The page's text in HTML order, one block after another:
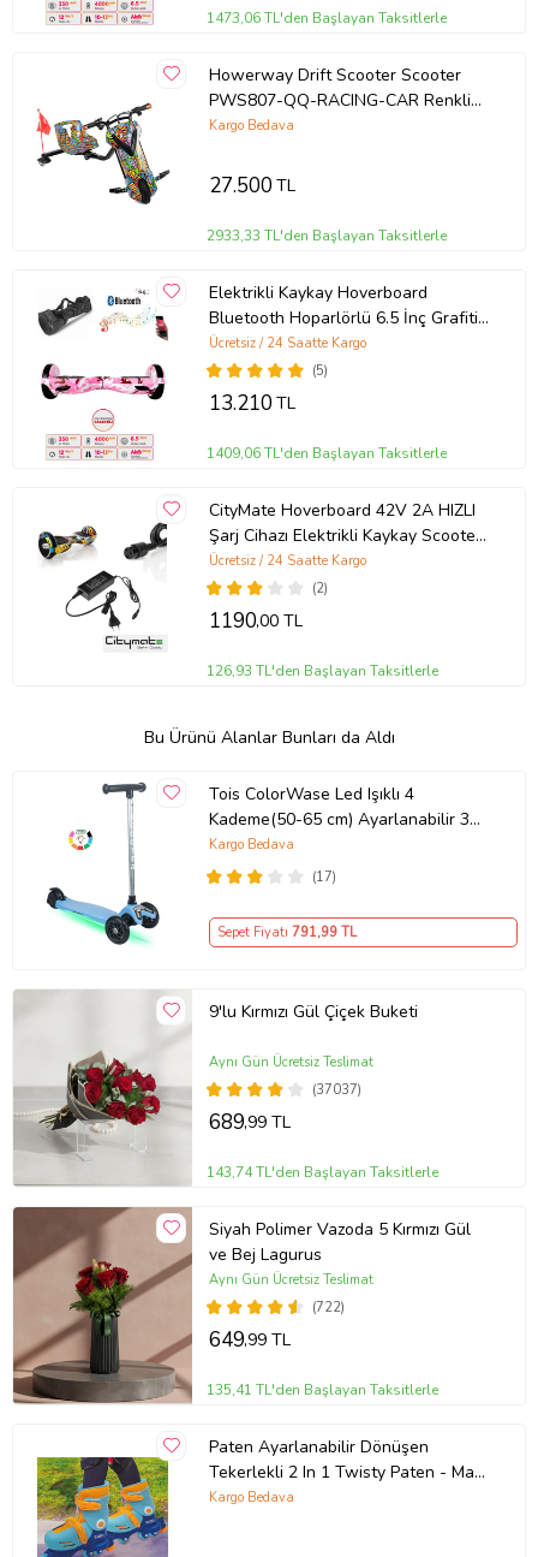
1473,06 TL'den Başlayan Taksitlerle
Howerway Drift Scooter Scooter
PWS807-QQ-RACING-CAR Renkli
(Çok Renkli)
Kargo Bedava
27.500TL
2933,33 TL'den Başlayan Taksitlerle
Elektrikli Kaykay Hoverboard
Bluetooth Hoparlörlü 6.5 İnç Grafiti
D05 - Çanta Hediye (Beyaz-Pembe)
(5)
Ücretsiz / 24 Saatte Kargo
13.210TL
1409,06 TL'den Başlayan Taksitlerle
CityMate Hoverboard 42V 2A HIZLI
Şarj Cihazı Elektrikli Kaykay Scooter
Adaptör Tüm Marka Modellerle
Uyumlu
(2)
Ücretsiz / 24 Saatte Kargo
1190,00 TL
126,93 TL'den Başlayan Taksitlerle
Bu Ürünü Alanlar Bunları da Aldı
Tois ColorWase Led Işıklı 4
Kademe(50-65 cm) Ayarlanabilir 3
Tekerlekli Scooter (Mavi)
(17)
Kargo Bedava
Sepet Fiyatı 791,99 TL
9'lu Kırmızı Gül Çiçek Buketi
(37037)
Aynı Gün Ücretsiz Teslimat
689,99 TL
143,74 TL'den Başlayan Taksitlerle
Siyah Polimer Vazoda 5 Kırmızı Gül
ve Bej Lagurus
(722)
Aynı Gün Ücretsiz Teslimat
649,99 TL
135,41 TL'den Başlayan Taksitlerle
Paten Ayarlanabilir Dönüşen
Tekerlekli 2 In 1 Twisty Paten - Mavi
29-32
Kargo Bedava